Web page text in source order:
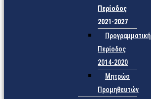
Περίοδος
2021-2027
Προγραμματική
Περίοδος
2014-2020
Μητρώο
Προμηθευτών